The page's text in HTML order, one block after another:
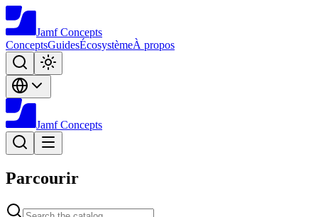
Jamf Concepts
ConceptsGuidesÉcosystèmeÀ propos
Jamf Concepts
Parcourir